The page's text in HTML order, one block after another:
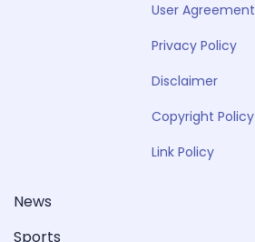
User Agreement
Privacy Policy
Disclaimer
Copyright Policy
Link Policy
News
Sports